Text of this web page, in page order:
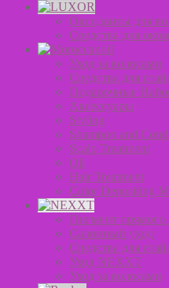
Оксиданты для
Средства для
Уход за волосами
Средства для
Подарочные
Аксессуары
Styling
Shampoo and
Scalp Treatment
Oil
Hair Treatment
Color Depositing
Пигмент прямого
Салонный уход
Средства для
Уход NEXXT
Уход за волосами